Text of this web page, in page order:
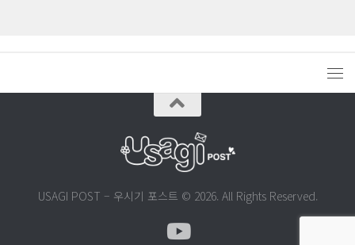
USAGI POST – 우시기 포스트 © 2026. All Rights Reserved.